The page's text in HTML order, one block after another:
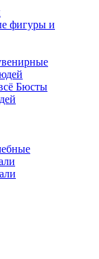
фигуры и
Бюсты